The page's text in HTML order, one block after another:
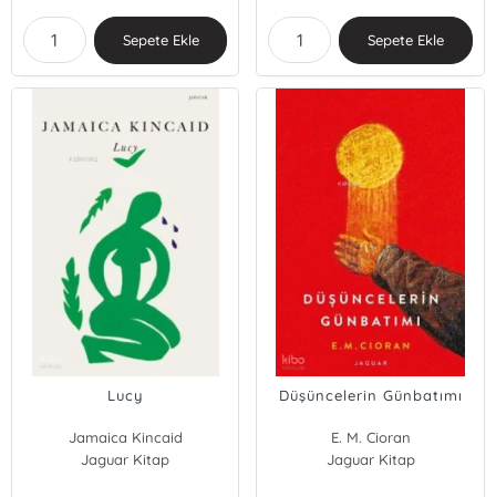
Sepete Ekle Sepete Ekle
Lucy
Jamaica Kincaid
Jaguar Kitap
Düşüncelerin Günbatımı
E. M. Cioran
Jaguar Kitap